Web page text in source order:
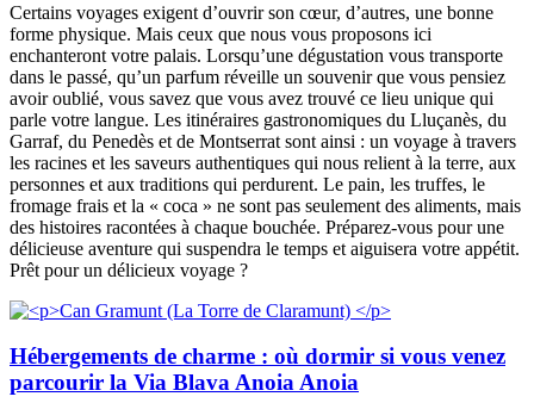
Certains voyages exigent d’ouvrir son cœur, d’autres, une bonne
forme physique. Mais ceux que nous vous proposons ici
enchanteront votre palais. Lorsqu’une dégustation vous transporte
dans le passé, qu’un parfum réveille un souvenir que vous pensiez
avoir oublié, vous savez que vous avez trouvé ce lieu unique qui
parle votre langue. Les itinéraires gastronomiques du Lluçanès, du
Garraf, du Penedès et de Montserrat sont ainsi : un voyage à travers
les racines et les saveurs authentiques qui nous relient à la terre, aux
personnes et aux traditions qui perdurent. Le pain, les truffes, le
fromage frais et la « coca » ne sont pas seulement des aliments, mais
des histoires racontées à chaque bouchée. Préparez-vous pour une
délicieuse aventure qui suspendra le temps et aiguisera votre appétit.
Prêt pour un délicieux voyage ?
Hébergements de charme : où dormir si vous venez
parcourir la Via Blava Anoia Anoia